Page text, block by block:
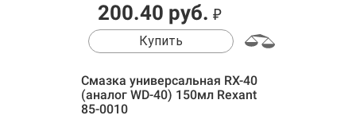
200.40 руб. ₽
Купить
Смазка универсальная RX-40
(аналог WD-40) 150мл Rexant
85-0010